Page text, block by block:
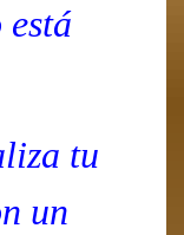
está
tu
un